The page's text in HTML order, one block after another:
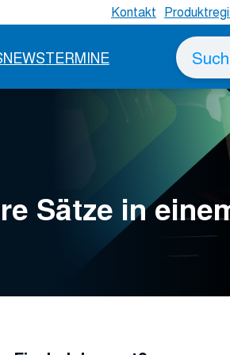
Kontakt
NEWSTERMINE
Suche
nach
Sätze in